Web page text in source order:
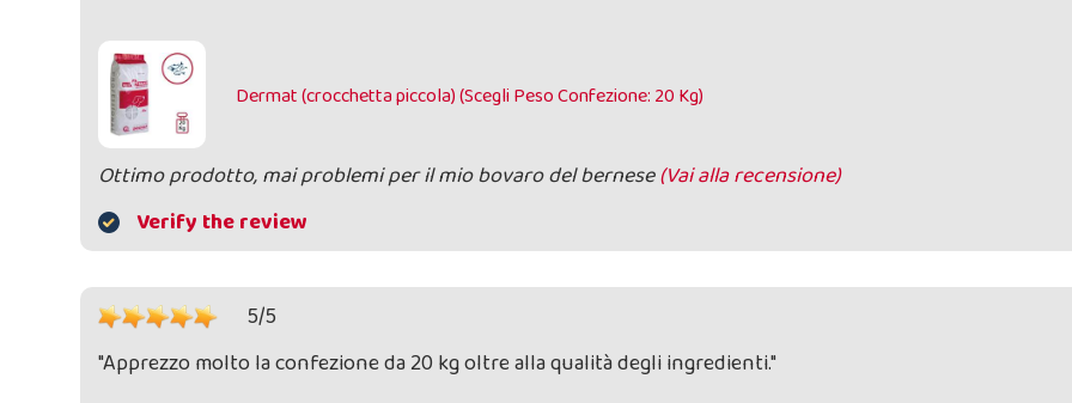
Dermat (crocchetta piccola) (Scegli Peso Confezione: 20 Kg)
Ottimo prodotto, mai problemi per il mio bovaro del bernese(Vai alla recensione)
Verify the review
5/5
"Apprezzo molto la confezione da 20 kg oltre alla qualità degli ingredienti."